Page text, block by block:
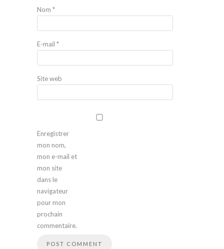
Nom *
E-mail *
Site web
Enregistrer
mon nom,
mon e-mail et
mon site
dans le
navigateur
pour mon
prochain
commentaire.